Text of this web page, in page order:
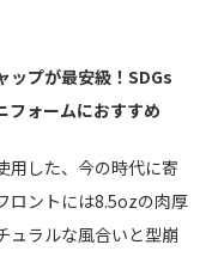
ップが最安級！SDGs
フォームにおすすめ
用した、今の時代に寄
ロントには8.5ozの肉厚
ュラルな風合いと型崩